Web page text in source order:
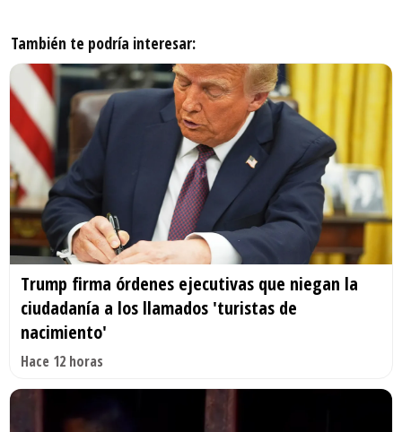
También te podría interesar:
Trump firma órdenes ejecutivas que niegan la
ciudadanía a los llamados 'turistas de
nacimiento'
Hace 12 horas